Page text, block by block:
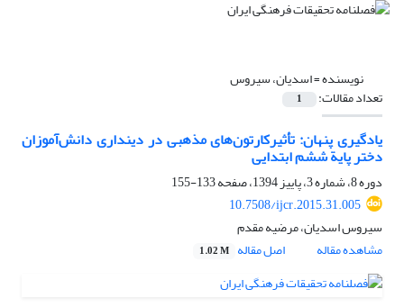
نویسنده =اسدیان، سیروس
تعداد مقالات: 1
یادگیری پنهان: تأثیرکارتون‌های مذهبی در دینداری دانش‌آموزان
دختر پایة ششم ابتدایی
دوره 8، شماره 3، پاییز 1394، صفحه
133-155
10.7508/ijcr.2015.31.005
سیروس اسدیان، مرضیه مقدم
مشاهده مقاله
اصل مقاله 1.02 M